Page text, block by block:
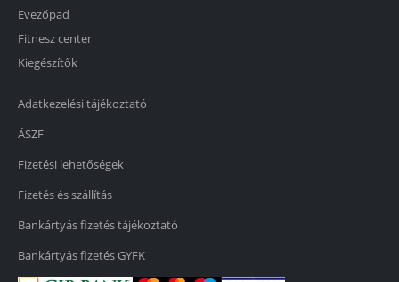
Evezőpad
Fitnesz center
Kiegészítők
Adatkezelési tájékoztató
ÁSZF
Fizetési lehetőségek
Fizetés és szállítás
Bankártyás fizetés tájékoztató
Bankártyás fizetés GYFK